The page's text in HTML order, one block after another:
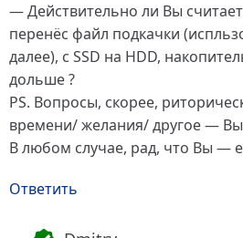
— Действительно ли Вы
перенёс файл подкачки
далее), с SSD на HDD,
дольше ?
PS. Вопросы, скорее,
времени/ желания/ другое — Вы
В любом случае, рад, что Вы —
Ответить